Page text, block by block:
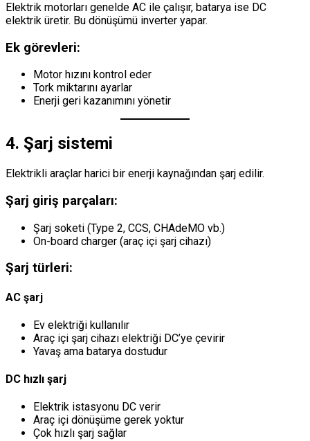
Elektrik motorları genelde AC ile çalışır, batarya ise DC
elektrik üretir. Bu dönüşümü inverter yapar.
Ek görevleri:
Motor hızını kontrol eder
Tork miktarını ayarlar
Enerji geri kazanımını yönetir
4. Şarj sistemi
Elektrikli araçlar harici bir enerji kaynağından şarj edilir.
Şarj giriş parçaları:
Şarj soketi (Type 2, CCS, CHAdeMO vb.)
On-board charger (araç içi şarj cihazı)
Şarj türleri:
AC şarj
Ev elektriği kullanılır
Araç içi şarj cihazı elektriği DC’ye çevirir
Yavaş ama batarya dostudur
DC hızlı şarj
Elektrik istasyonu DC verir
Araç içi dönüşüme gerek yoktur
Çok hızlı şarj sağlar